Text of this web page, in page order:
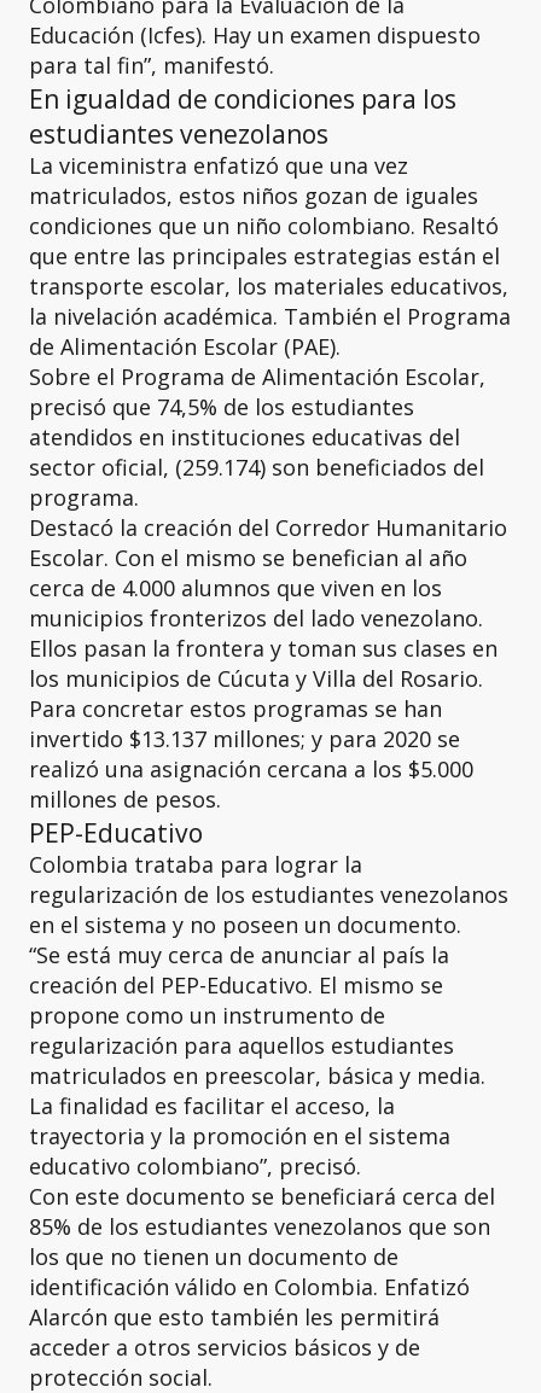
Educación (Icfes). Hay un examen dispuesto
para tal fin”, manifestó.
En igualdad de condiciones para los
estudiantes venezolanos
La viceministra enfatizó que una vez
matriculados, estos niños gozan de iguales
condiciones que un niño colombiano. Resaltó
que entre las principales estrategias están el
transporte escolar, los materiales educativos,
la nivelación académica. También el Programa
de Alimentación Escolar (PAE).
Sobre el Programa de Alimentación Escolar,
precisó que 74,5% de los estudiantes
atendidos en instituciones educativas del
sector oficial, (259.174) son beneficiados del
programa.
Destacó la creación del Corredor Humanitario
Escolar. Con el mismo se benefician al año
cerca de 4.000 alumnos que viven en los
municipios fronterizos del lado venezolano.
Ellos pasan la frontera y toman sus clases en
los municipios de Cúcuta y Villa del Rosario.
Para concretar estos programas se han
invertido $13.137 millones; y para 2020 se
realizó una asignación cercana a los $5.000
millones de pesos.
PEP-Educativo
Colombia trataba para lograr la
regularización de los estudiantes venezolanos
en el sistema y no poseen un documento.
“Se está muy cerca de anunciar al país la
creación del PEP-Educativo. El mismo se
propone como un instrumento de
regularización para aquellos estudiantes
matriculados en preescolar, básica y media.
La finalidad es facilitar el acceso, la
trayectoria y la promoción en el sistema
educativo colombiano”, precisó.
Con este documento se beneficiará cerca del
85% de los estudiantes venezolanos que son
los que no tienen un documento de
identificación válido en Colombia. Enfatizó
Alarcón que esto también les permitirá
acceder a otros servicios básicos y de
protección social.